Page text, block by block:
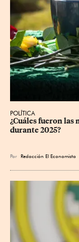
POLÍTICA
¿Cuáles fueron las
durante 2025?
Por Redacción El Economista